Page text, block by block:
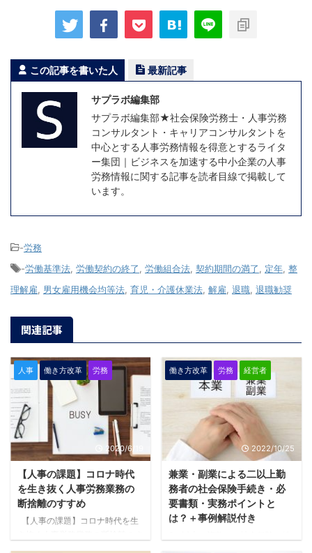
この記事を書いた人 最新記事
サプラボ編集部
サプラボ編集部★社会保険労務士・人事労務
コンサルタント・キャリアコンサルタントを
中心とする人事労務情報を得意とするライタ
ー集団｜ビジネスを加速する中小企業の人事
労務情報に関する記事を読者目線で掲載して
います。
-労務
-労働基準法 労働契約の終了 労働組合法 契約期間の満了 定年 整
理解雇
男女雇用機会均等法 育児・介護休業法 解雇 退職 退職勧奨
関連記事
人事 働き方改革 労務
2020/6/19
【人事の課題】コロナ時代
を生き抜く人事労務業務の
断捨離のすすめ
【人事の課題】コロナ時代を生
すめ 中小企業の経営者、及び人
働き方改革 労務 経営者
2022/10/25
兼業・副業による二以上勤
務者の社会保険手続き・必
要書類・実務ポイントと
は？＋事例解説付き